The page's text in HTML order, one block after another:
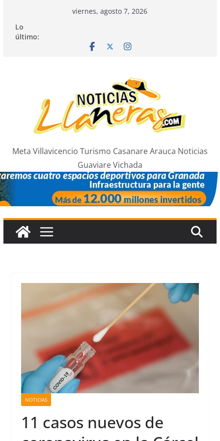
contenido
viernes, agosto 7, 2026
Lo
último:
Meta Villavicencio Turismo Casanare Arauca Noticias
Guaviare Vichada
NOTICIAS
11 casos nuevos de